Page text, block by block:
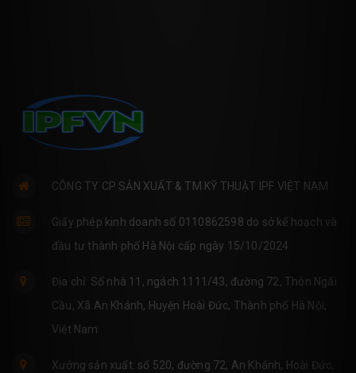
CÔNG TY CP SẢN XUẤT & TM KỸ THUẬT IPF VIỆT NAM
Giấy phép kinh doanh số 0110862598 do sở kế hoạch và
đầu tư thành phố Hà Nội cấp ngày 15/10/2024
Địa chỉ: Số nhà 11, ngách 1111/43, đường 72, Thôn Ngãi
Cầu, Xã An Khánh, Huyện Hoài Đức, Thành phố Hà Nội,
Việt Nam
Xưởng sản xuất: số 520, đường 72, An Khánh, Hoài Đức,